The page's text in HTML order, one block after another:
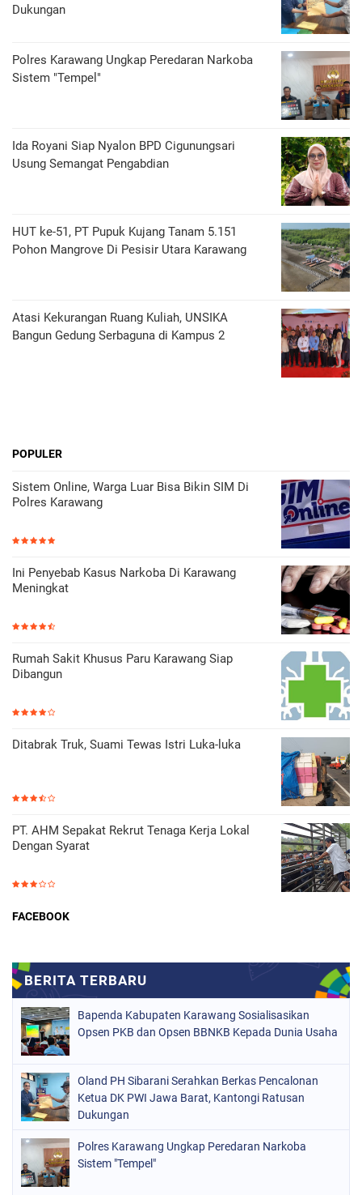
Dukungan
Polres Karawang Ungkap Peredaran Narkoba
Sistem "Tempel"
Ida Royani Siap Nyalon BPD Cigunungsari
Usung Semangat Pengabdian
HUT ke-51, PT Pupuk Kujang Tanam 5.151
Pohon Mangrove Di Pesisir Utara Karawang
Atasi Kekurangan Ruang Kuliah, UNSIKA
Bangun Gedung Serbaguna di Kampus 2
POPULER
Sistem Online, Warga Luar Bisa Bikin SIM Di
Polres Karawang
Ini Penyebab Kasus Narkoba Di Karawang
Meningkat
Rumah Sakit Khusus Paru Karawang Siap
Dibangun
Ditabrak Truk, Suami Tewas Istri Luka-luka
PT. AHM Sepakat Rekrut Tenaga Kerja Lokal
Dengan Syarat
FACEBOOK
Bapenda Kabupaten Karawang Sosialisasikan
Opsen PKB dan Opsen BBNKB Kepada Dunia Usaha
Oland PH Sibarani Serahkan Berkas Pencalonan
Ketua DK PWI Jawa Barat, Kantongi Ratusan
Dukungan
Polres Karawang Ungkap Peredaran Narkoba
Sistem "Tempel"